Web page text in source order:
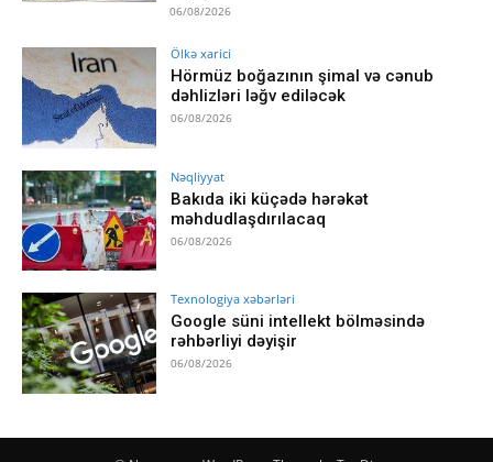
06/08/2026
Ölkə xarici
Hörmüz boğazının şimal və cənub
dəhlizləri ləğv ediləcək
06/08/2026
Nəqliyyat
Bakıda iki küçədə hərəkət
məhdudlaşdırılacaq
06/08/2026
Texnologiya xəbərləri
Google süni intellekt bölməsində
rəhbərliyi dəyişir
06/08/2026